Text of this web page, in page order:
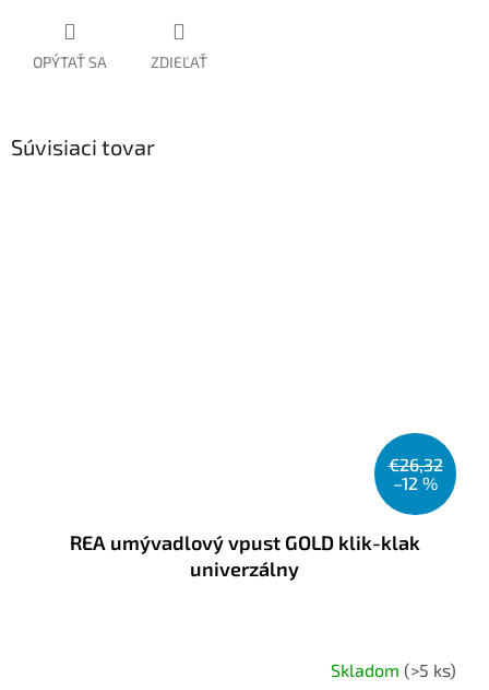
OPÝTAŤ SA ZDIEĽAŤ
Súvisiaci tovar
€26,32
–12 %
REA umývadlový vpust GOLD klik-klak
univerzálny
Skladom (>5 ks)